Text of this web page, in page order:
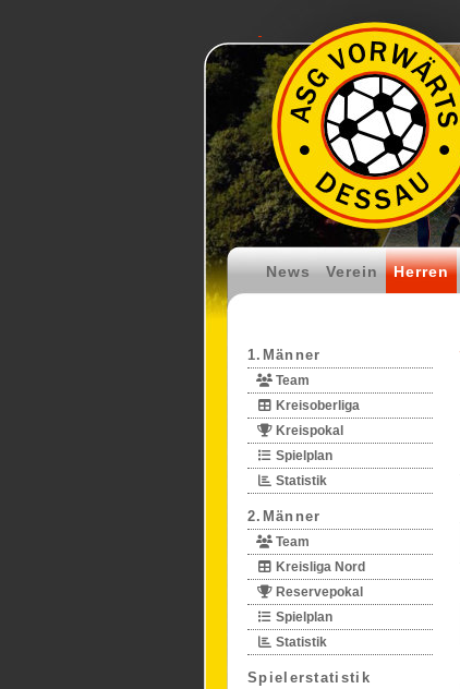
News Verein Herren
1.Männer
Team
Kreisoberliga
Kreispokal
Spielplan
Statistik
2.Männer
Team
Kreisliga Nord
Reservepokal
Spielplan
Statistik
Spielerstatistik